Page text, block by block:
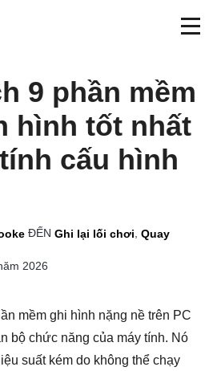
9 phần mềm
hình tốt nhất
cấu hình
ĐẾN Ghi lại lối chơi Quay
2026
mềm ghi hình nặng nề trên PC
bộ chức năng của máy tính. Nó
suất kém do không thể chạy